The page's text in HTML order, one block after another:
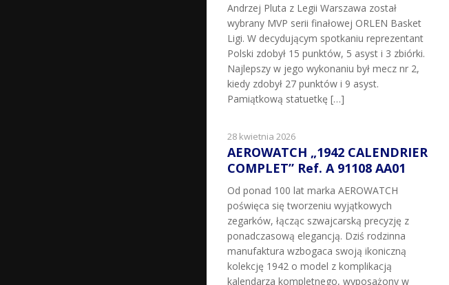
Andrzej Pluta z Legii Warszawa został
wybrany MVP serii finałowej ORLEN Basket
Ligi. W decydującym spotkaniu reprezentant
Polski zdobył 15 punktów, 5 asyst i 3 zbiórki.
Najlepszy w jego wykonaniu był mecz nr 2,
kiedy zdobył 27 punktów i 9 asyst.
Pamiątkową statuetkę […]
28 kwietnia 2026
AEROWATCH „1942 CALENDRIER
COMPLET” Ref. A 91108 AA01
Od ponad 100 lat marka AEROWATCH
poświęca się tworzeniu wyjątkowych
zegarków, łącząc szwajcarską precyzję z
ponadczasową elegancją. Dziś rodzinna
manufaktura wzbogaca swoją ikoniczną
kolekcję 1942 o model z komplikacją
kalendarza kompletnego, wyposażony w